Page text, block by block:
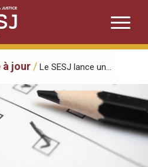
à jour / Le SESJ lance un...